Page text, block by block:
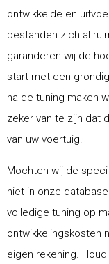
ontwikkelde en
bestanden zich al
garanderen wij de
start met een
na de tuning maken
zeker van te zijn dat
van uw voertuig.
Mochten wij de
niet in onze
volledige tuning op
ontwikkelingskosten
eigen rekening.